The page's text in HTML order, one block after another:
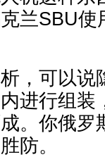
兰SBU使
，可以说
进行组装
。你俄罗
防。